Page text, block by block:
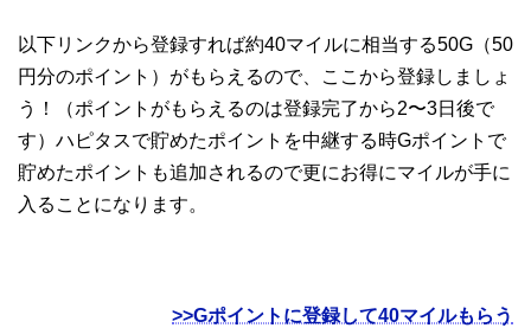
以下リンクから登録すれば約40マイルに相当する50G（50
円分のポイント）がもらえるので、ここから登録しましょ
う！（ポイントがもらえるのは登録完了から2〜3日後で
す）ハピタスで貯めたポイントを中継する時Gポイントで
貯めたポイントも追加されるので更にお得にマイルが手に
入ることになります。
>>Gポイントに登録して40マイルもらう